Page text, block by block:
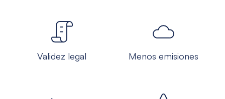
Validez legal Menos emisiones